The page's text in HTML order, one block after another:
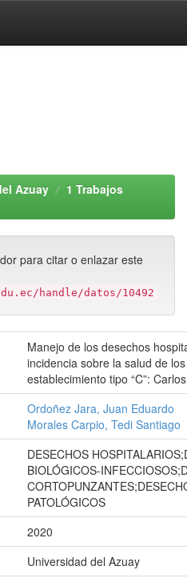
Azuay
1 Trabajos
para citar o enlazar este
handle/datos/10492
Manejo de los desechos
incidencia sobre la salud de
establecimiento tipo “C”:
Ordoñez Jara, Juan Eduardo
Morales Carpio, Tedi Santiago
DESECHOS
BIOLÓGICOS-
PATOLÓGICOS
2020
Universidad del Azuay